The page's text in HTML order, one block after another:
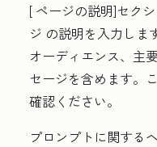
[ ページの説明]セク
ジ の説明を入力しま
オーディエンス、主
セージを含めます。
確認ください。
プロンプトに関する